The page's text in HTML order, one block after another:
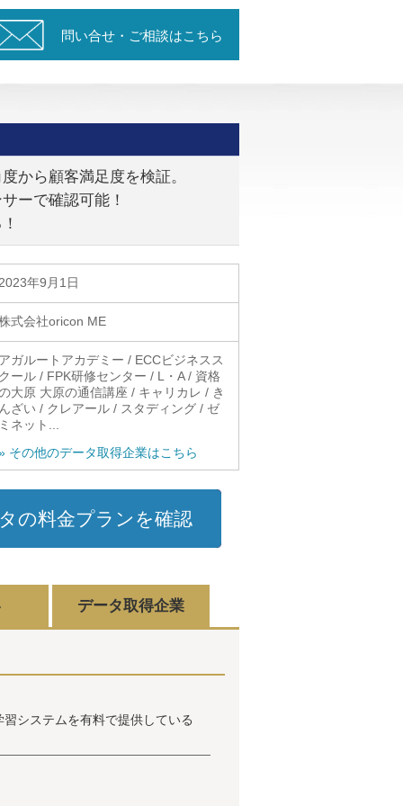
問い合せ・ご相談はこちら
から顧客満足度を検証。
ーで確認可能！
2023年9月1日
式会社oricon ME
アガルートアカデミー / ECCビジネスス
クール / FPK研修センター / L・A / 資格
大原 大原の通信講座 / キャリカレ / き
んざい / クレアール / スタディング / ゼ
ミネット...
その他のデータ取得企業はこちら
の料金プランを確認
データ取得企業
システムを有料で提供している